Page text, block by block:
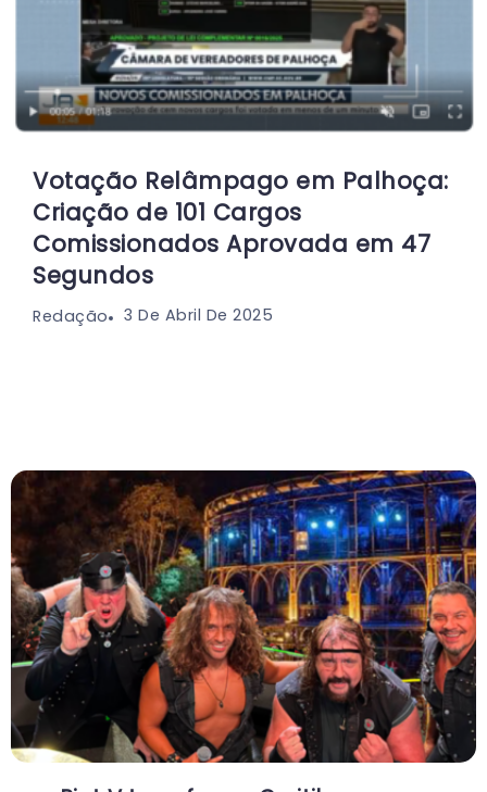
Votação Relâmpago em Palhoça:
Criação de 101 Cargos
Comissionados Aprovada em 47
Segundos
Redação 3 De Abril De 2025